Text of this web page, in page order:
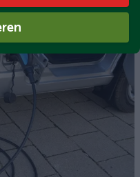
do registru silničních